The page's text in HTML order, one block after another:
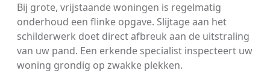
Bij grote, vrijstaande woningen is regelmatig
onderhoud een flinke opgave. Slijtage aan het
schilderwerk doet direct afbreuk aan de uitstraling
van uw pand. Een erkende specialist inspecteert uw
woning grondig op zwakke plekken.